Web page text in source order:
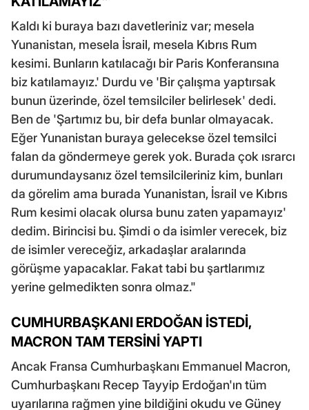
Kaldı ki buraya bazı davetleriniz var; mesela
Yunanistan, mesela İsrail, mesela Kıbrıs Rum
kesimi. Bunların katılacağı bir Paris Konferansına
biz katılamayız.' Durdu ve 'Bir çalışma yaptırsak
bunun üzerinde, özel temsilciler belirlesek' dedi.
Ben de 'Şartımız bu, bir defa bunlar olmayacak.
Eğer Yunanistan buraya gelecekse özel temsilci
falan da göndermeye gerek yok. Burada çok ısrarcı
durumundaysanız özel temsilcileriniz kim, bunları
da görelim ama burada Yunanistan, İsrail ve Kıbrıs
Rum kesimi olacak olursa bunu zaten yapamayız'
dedim. Birincisi bu. Şimdi o da isimler verecek, biz
de isimler vereceğiz, arkadaşlar aralarında
görüşme yapacaklar. Fakat tabi bu şartlarımız
yerine gelmedikten sonra olmaz."
CUMHURBAŞKANI ERDOĞAN İSTEDİ,
MACRON TAM TERSİNİ YAPTI
Ancak Fransa Cumhurbaşkanı Emmanuel Macron,
Cumhurbaşkanı Recep Tayyip Erdoğan'ın tüm
uyarılarına rağmen yine bildiğini okudu ve Güney